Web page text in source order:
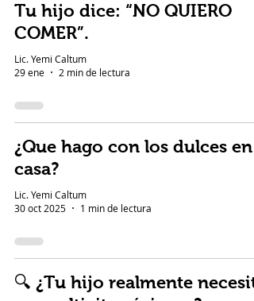
Tu hijo dice: “NO QUIERO
COMER”.
Lic. Yemi Caltum
29 ene
2 min de lectura
¿Que hago con los dulces en
casa?
Lic. Yemi Caltum
30 oct 2025
1 min de lectura
🔍 ¿Tu hijo realmente